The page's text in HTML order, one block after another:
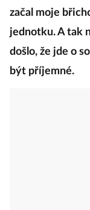
začal moje
jednotku. A tak
došlo, že jde o
být příjemné.